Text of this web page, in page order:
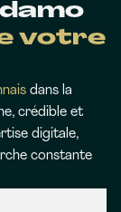
votre
dans la
crédible et
digitale,
constante